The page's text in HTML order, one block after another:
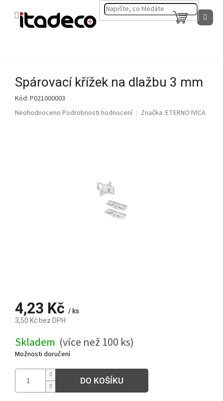
NÁKUPNÍ
KOŠÍK
Spárovací křížek na dlažbu 3 mm
Kód: P021000003
Průměrné
Neohodnoceno Podrobnosti hodnocení Značka: ETERNO IVICA
4,23 Kč / ks
3,50 Kč bez DPH
cena:
Skladem (více než 100 ks)
Možnosti doručení
DO KOŠÍKU